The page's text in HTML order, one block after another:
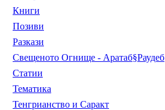
Книги
Позиви
Разкази
Свещеното Огнище - Аратаб§Раудеб
Статии
Тематика
Тенгрианство и Саракт